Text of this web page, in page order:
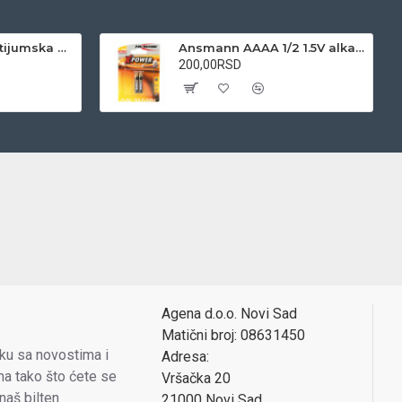
Varta CR123A 3V litijumska baterija
Ansmann AAAA 1/2 1.5V alkalna baterija
200,00RSD
sa novostima i
tako što ćete se
bilten
Agena d.o.o. Novi Sad
Matični broj: 08631450
Adresa:
Vršačka 20